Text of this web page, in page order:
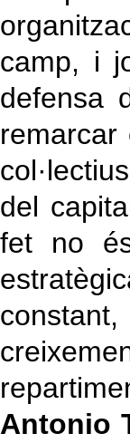
camp, i
defensa
del
fet no
Antonio